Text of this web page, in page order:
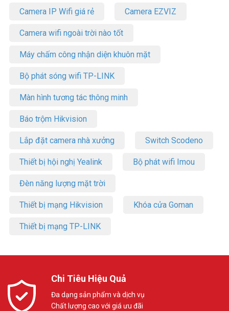
Camera IP Wifi giá rẻ Camera EZVIZ
Camera wifi ngoài trời nào tốt
Máy chấm công nhận diện khuôn mặt
Bộ phát sóng wifi TP-LINK
Màn hình tương tác thông minh
Báo trộm Hikvision
Lắp đặt camera nhà xưởng Switch Scodeno
Thiết bị hội nghị Yealink Bộ phát wifi Imou
Đèn năng lượng mặt trời
Thiết bị mạng Hikvision Khóa cửa Goman
Thiết bị mạng TP-LINK
Chi Tiêu Hiệu Quả
Đa dạng sản phẩm và dịch vụ
Chất lượng cao với giá ưu đãi